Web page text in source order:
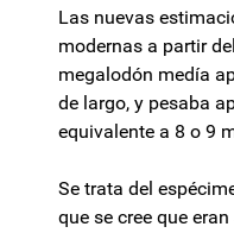
Las nuevas
modernas a partir
megalodón medía
de largo, y pesaba
equivalente a 8 o 9
Se trata del
que se cree que